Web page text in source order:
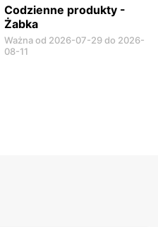
Codzienne produkty -
Żabka
Ważna od 2026-07-29 do 2026-
08-11